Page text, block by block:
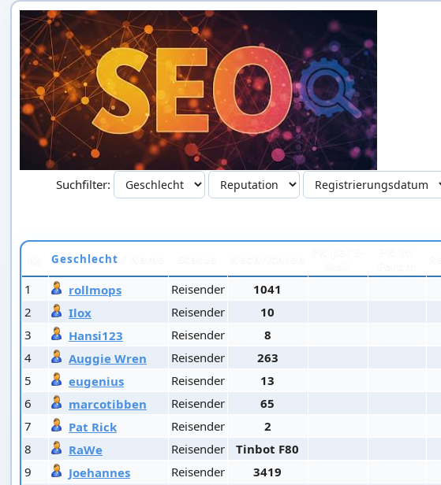
Suchfilter:
Geschlecht
1 rollmops Reisender 1041
2
Ilox Reisender 10
3
Hansi123 Reisender 8
4
Auggie Wren Reisender 263
5
eugenius Reisender 13
6
marcotibben Reisender 65
7
Pat Rick Reisender 2
8
RaWe Reisender Tinbot F80
9
Joehannes Reisender 3419